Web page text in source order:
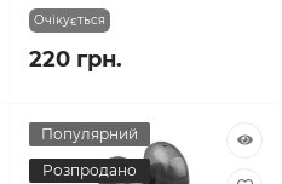
Очікується
220 грн.
Популярний
Розпродано